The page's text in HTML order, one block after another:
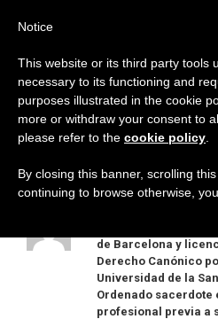
AUTEUR
Dodero
de Barcelona y
Derecho Canónico
Universidad de la
Ordenado sacerdote
profesional previa a
Notice
This website or its third party tools
necessary to its functioning and
purposes illustrated in the cookie
more or withdraw your consent to
please refer to the cookie policy
By closing this banner, scrolling
continuing to browse otherwise,